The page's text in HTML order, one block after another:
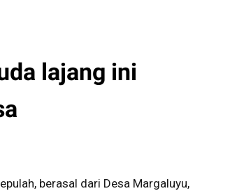
lajang ini
berasal dari Desa Margaluyu,